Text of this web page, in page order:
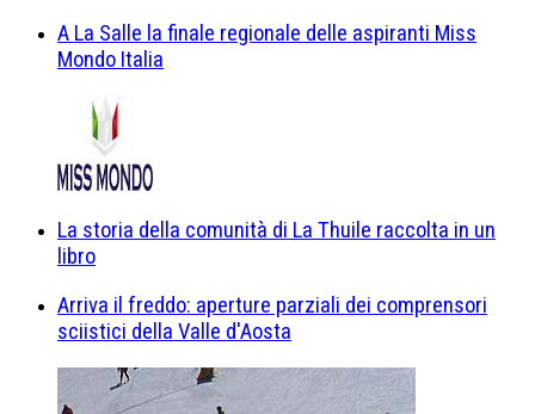
A La Salle la finale regionale delle aspiranti Miss
Mondo Italia
La storia della comunità di La Thuile raccolta in un
libro
Arriva il freddo: aperture parziali dei comprensori
sciistici della Valle d'Aosta